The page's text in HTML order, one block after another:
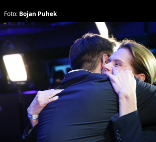
Foto: Bojan Puhek